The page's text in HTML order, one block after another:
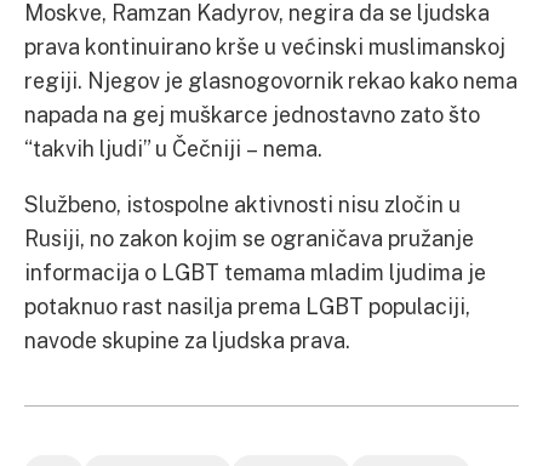
Moskve, Ramzan Kadyrov, negira da se ljudska
prava kontinuirano krše u većinski muslimanskoj
regiji. Njegov je glasnogovornik rekao kako nema
napada na gej muškarce jednostavno zato što
“takvih ljudi” u Čečniji – nema.
Službeno, istospolne aktivnosti nisu zločin u
Rusiji, no zakon kojim se ograničava pružanje
informacija o LGBT temama mladim ljudima je
potaknuo rast nasilja prema LGBT populaciji,
navode skupine za ljudska prava.